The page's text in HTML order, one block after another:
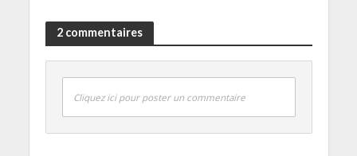
2 commentaires
Cliquez ici pour poster un commentaire